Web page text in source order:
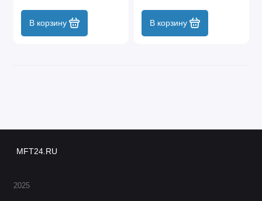
В корзину В корзину
MFT24.RU
2025